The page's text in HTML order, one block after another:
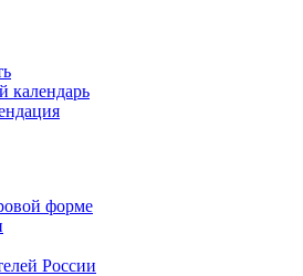
календарь
форме
России